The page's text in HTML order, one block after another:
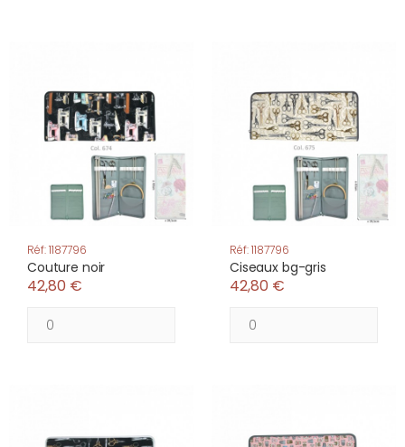
Réf: 1187796
Couture noir
42,80 €
Réf: 1187796
Ciseaux bg-gris
42,80 €